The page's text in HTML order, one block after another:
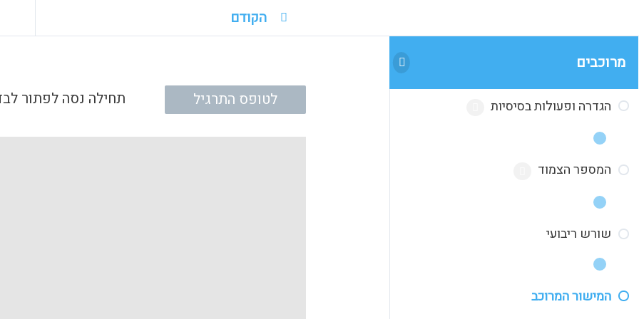
מרוכבים
הגדרה ופעולות בסיסיות
הגדרה שיעור א
המספר הצמוד
שיעור
שורש ריבועי
שיעור
המישור המרוכב
הקודם
לטופס התרגיל תחילה נסה לפתור